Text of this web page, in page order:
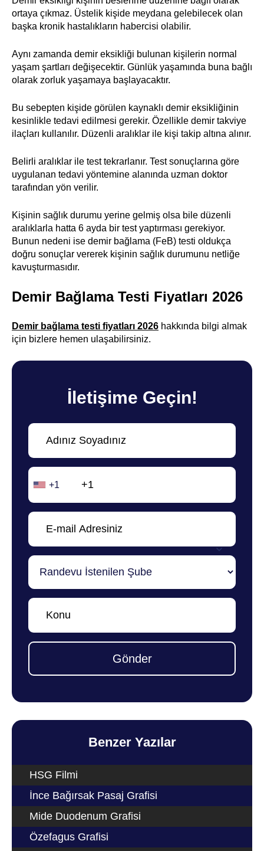
ortaya çıkmaz. Üstelik kişide meydana gelebilecek olan
başka kronik hastalıkların habercisi olabilir.
Aynı zamanda demir eksikliği bulunan kişilerin normal
yaşam şartları değişecektir. Günlük yaşamında buna bağlı
olarak zorluk yaşamaya başlayacaktır.
Bu sebepten kişide görülen kaynaklı demir eksikliğinin
kesinlikle tedavi edilmesi gerekir. Özellikle demir takviye
ilaçları kullanılır. Düzenli aralıklar ile kişi takip altına alınır.
Belirli aralıklar ile test tekrarlanır. Test sonuçlarına göre
uygulanan tedavi yöntemine alanında uzman doktor
tarafından yön verilir.
Kişinin sağlık durumu yerine gelmiş olsa bile düzenli
aralıklarla hatta 6 ayda bir test yaptırması gerekiyor.
Bunun nedeni ise demir bağlama (FeB) testi oldukça
doğru sonuçlar vererek kişinin sağlık durumunu netliğe
kavuşturmasıdır.
Demir Bağlama Testi Fiyatları 2026
Demir bağlama testi fiyatları 2026 hakkında bilgi almak
için bizlere hemen ulaşabilirsiniz.
İletişime Geçin!
+1
Gönder
Benzer Yazılar
HSG Filmi
İnce Bağırsak Pasaj Grafisi
Mide Duodenum Grafisi
Özefagus Grafisi